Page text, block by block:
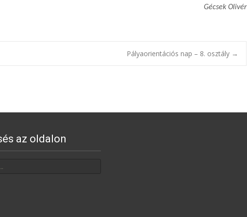
Gécsek Olivér
Pályaorientációs nap – 8. osztály →
az oldalon